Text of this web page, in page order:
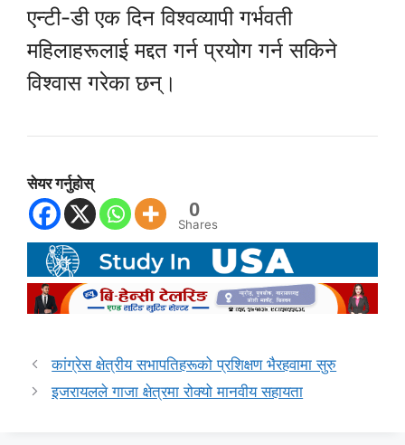
एन्टी-डी एक दिन विश्वव्यापी गर्भवती
महिलाहरूलाई मद्दत गर्न प्रयोग गर्न सकिने
विश्वास गरेका छन्।
सेयर गर्नुहोस्
0
Shares
कांग्रेस क्षेत्रीय सभापतिहरूको प्रशिक्षण भैरहवामा सुरु
इजरायलले गाजा क्षेत्रमा रोक्यो मानवीय सहायता